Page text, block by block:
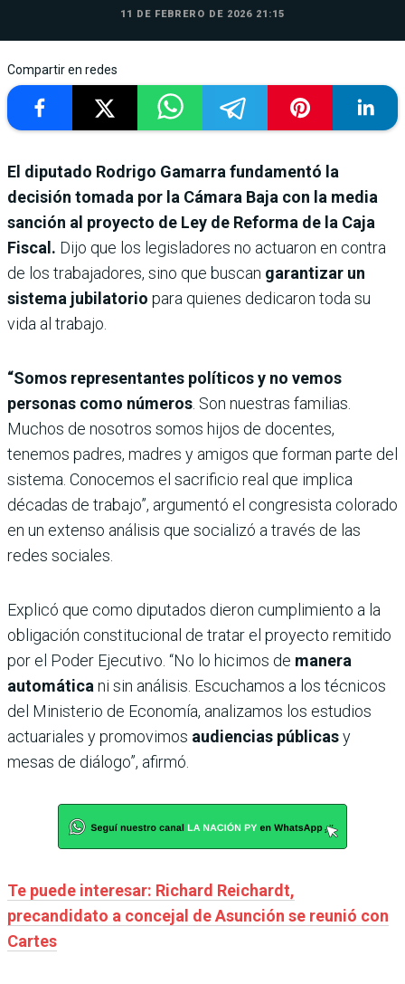
11 DE FEBRERO DE 2026 21:15
Compartir en redes
El diputado Rodrigo Gamarra fundamentó la
decisión tomada por la Cámara Baja con la media
sanción al proyecto de Ley de Reforma de la Caja
Fiscal. Dijo que los legisladores no actuaron en contra
de los trabajadores, sino que buscan garantizar un
sistema jubilatorio para quienes dedicaron toda su
vida al trabajo.
“Somos representantes políticos y no vemos
personas como números . Son nuestras familias.
Muchos de nosotros somos hijos de docentes,
tenemos padres, madres y amigos que forman parte del
sistema. Conocemos el sacrificio real que implica
décadas de trabajo”, argumentó el congresista colorado
en un extenso análisis que socializó a través de las
redes sociales.
Explicó que como diputados dieron cumplimiento a la
obligación constitucional de tratar el proyecto remitido
por el Poder Ejecutivo. “No lo hicimos de manera
automática ni sin análisis. Escuchamos a los técnicos
del Ministerio de Economía, analizamos los estudios
actuariales y promovimos audiencias públicasy
mesas de diálogo”, afirmó.
Te puede interesar: Richard Reichardt,
precandidato a concejal de Asunción se reunió con
Cartes